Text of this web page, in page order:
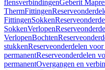
flensverbindingenGeberit
ThermFittingen
FittingenSokken
SokkenVerlopen
VerlopenBochten
stukkenReserveonderdelen
permanentReserveonderdelen
permanentOvergangen en